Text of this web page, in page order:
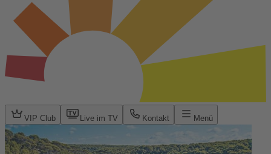
VIP Club Live im TV Kontakt Menü